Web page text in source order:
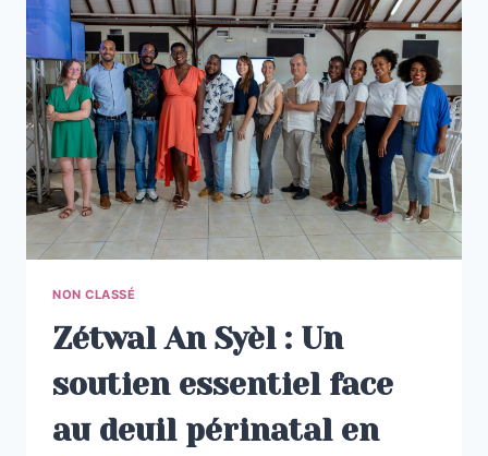
FAMILLES
ENDEUILLÉES
NON CLASSÉ
Zétwal An Syèl : Un
soutien essentiel face
au deuil périnatal en